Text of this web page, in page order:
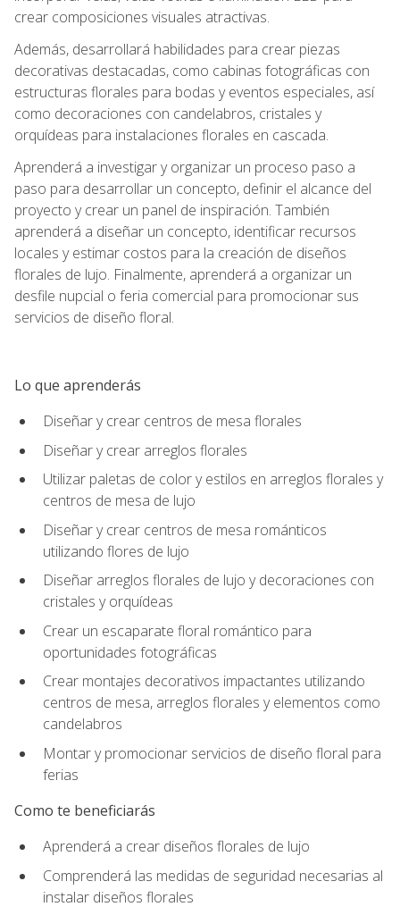
crear composiciones visuales atractivas.
Además, desarrollará habilidades para crear piezas
decorativas destacadas, como cabinas fotográficas con
estructuras florales para bodas y eventos especiales, así
como decoraciones con candelabros, cristales y
orquídeas para instalaciones florales en cascada.
Aprenderá a investigar y organizar un proceso paso a
paso para desarrollar un concepto, definir el alcance del
proyecto y crear un panel de inspiración. También
aprenderá a diseñar un concepto, identificar recursos
locales y estimar costos para la creación de diseños
florales de lujo. Finalmente, aprenderá a organizar un
desfile nupcial o feria comercial para promocionar sus
servicios de diseño floral.
Lo que aprenderás
Diseñar y crear centros de mesa florales
Diseñar y crear arreglos florales
Utilizar paletas de color y estilos en arreglos florales y
centros de mesa de lujo
Diseñar y crear centros de mesa románticos
utilizando flores de lujo
Diseñar arreglos florales de lujo y decoraciones con
cristales y orquídeas
Crear un escaparate floral romántico para
oportunidades fotográficas
Crear montajes decorativos impactantes utilizando
centros de mesa, arreglos florales y elementos como
candelabros
Montar y promocionar servicios de diseño floral para
ferias
Como te beneficiarás
Aprenderá a crear diseños florales de lujo
Comprenderá las medidas de seguridad necesarias al
instalar diseños florales